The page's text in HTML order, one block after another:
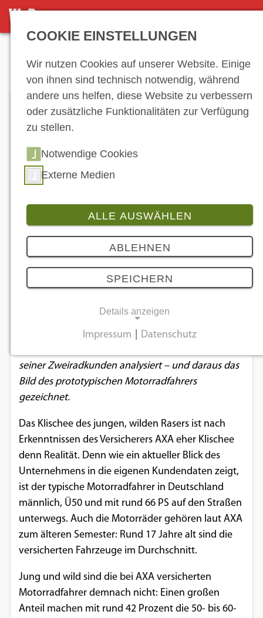
DETAILSEITE
Die Kerndaten aus der AXA-Auswertung auf einen
Männlich, Ü50, mit 66 PS auf älterem
Motorrad unterwegs
05.04.2022
Das Versicherungsunternehmen AXA hat mal tief in
seiner Zweiradkunden analysiert – und daraus das
Bild des prototypischen Motorradfahrers
gezeichnet.
Das Klischee des jungen, wilden Rasers ist nach
Erkenntnissen des Versicherers AXA eher Klischee
denn Realität. Denn wie ein aktueller Blick des
Unternehmens in die eigenen Kundendaten zeigt,
ist der typische Motorradfahrer in Deutschland
männlich, Ü50 und mit rund 66 PS auf den Straßen
unterwegs. Auch die Motorräder gehören laut AXA
zum älteren Semester: Rund 17 Jahre alt sind die
versicherten Fahrzeuge im Durchschnitt.
Jung und wild sind die bei AXA versicherten
Motorradfahrer demnach nicht: Einen großen
Anteil machen mit rund 42 Prozent die 50- bis 60-
COOKIE EINSTELLUNGEN
Wir nutzen Cookies auf unserer Website. Einige
von ihnen sind technisch notwendig, während
andere uns helfen, diese Website zu verbessern
oder zusätzliche Funktionalitäten zur Verfügung
zu stellen.
Notwendige Cookies
Externe Medien
ALLE AUSWÄHLEN
ABLEHNEN
SPEICHERN
Details anzeigen
Notwendige Cookies ermöglichen
grundlegende Funktionen und sind für die
einwandfreie Funktion der Website
Name:
cookie_consent
Dieser Cookie speichert die ausgewählten
Einverständnis-Optionen des Benutzers
1 Jahr
Impressum Datenschutz